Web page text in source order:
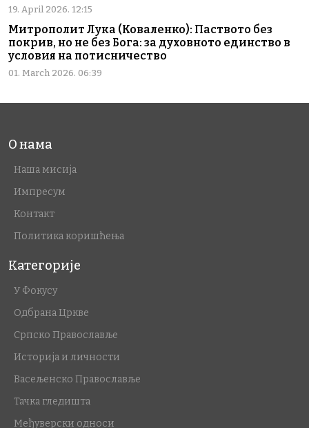
19. April 2026. 12:15
Митрополит Лука (Коваленко): Паството без
покрив, но не без Бога: за духовното единство в
условия на потисничество
01. March 2026. 06:39
О нама
Наша мисија
Импресум
Контакт
Политика коришћења
Категорије
У Фокусу
Одбрана Цркве
Српско Православље
Историја и личности
Васељенско Православље
Тачка гледишта
Међуверски односи